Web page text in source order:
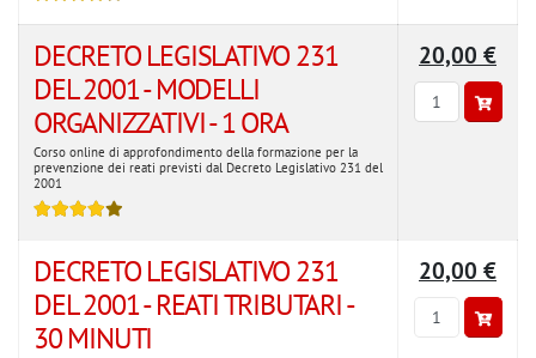
DECRETO LEGISLATIVO 231
DEL 2001 - MODELLI
ORGANIZZATIVI - 1 ORA
Corso online di approfondimento della formazione per la
prevenzione dei reati previsti dal Decreto Legislativo 231 del
2001
20,00 €
DECRETO LEGISLATIVO 231
DEL 2001 - REATI TRIBUTARI -
30 MINUTI
20,00 €